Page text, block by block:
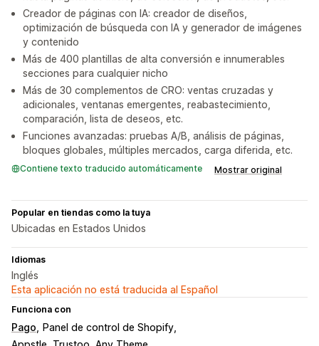
Creador de páginas con IA: creador de diseños,
optimización de búsqueda con IA y generador de imágenes
y contenido
Más de 400 plantillas de alta conversión e innumerables
secciones para cualquier nicho
Más de 30 complementos de CRO: ventas cruzadas y
adicionales, ventanas emergentes, reabastecimiento,
comparación, lista de deseos, etc.
Funciones avanzadas: pruebas A/B, análisis de páginas,
bloques globales, múltiples mercados, carga diferida, etc.
Contiene texto traducido automáticamente Mostrar original
Popular en tiendas como la tuya
Ubicadas en Estados Unidos
Idiomas
Inglés
Esta aplicación no está traducida al Español
Funciona con
Pago
Panel de control de Shopify